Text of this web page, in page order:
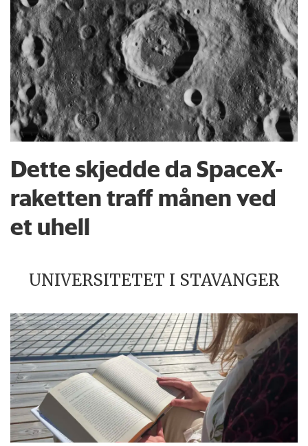
Dette skjedde da SpaceX-
raketten traff månen ved
et uhell
UNIVERSITETET I STAVANGER